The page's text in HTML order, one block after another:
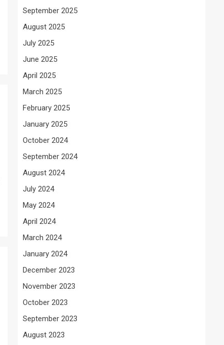
September 2025
August 2025
July 2025
June 2025
April 2025
March 2025
February 2025
January 2025
October 2024
September 2024
August 2024
July 2024
May 2024
April 2024
March 2024
January 2024
December 2023
November 2023
October 2023
September 2023
August 2023